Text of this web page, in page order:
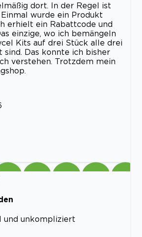
dort. In der Regel ist
wurde ein Produkt
erhielt ein Rabattcode und
einzige, wo ich bemängeln
Kits auf drei Stück alle drei
sind. Das konnte ich bisher
verstehen. Trotzdem mein
und unkompliziert